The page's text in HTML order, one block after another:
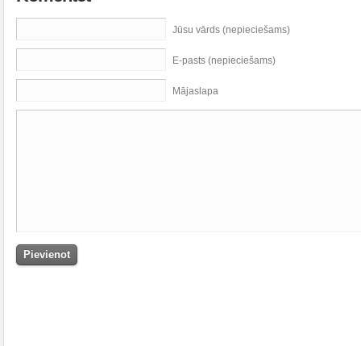
Jūsu vārds (nepieciešams)
E-pasts (nepieciešams)
Mājaslapa